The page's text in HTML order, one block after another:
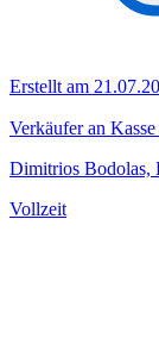
Erstellt am
Verkäufer an
Dimitrios Bodolas,
Vollzeit